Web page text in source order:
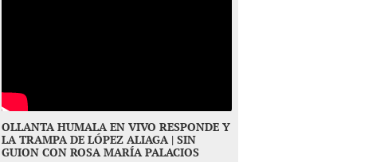
OLLANTA HUMALA EN VIVO RESPONDE Y
LA TRAMPA DE LÓPEZ ALIAGA | SIN
GUION CON ROSA MARÍA PALACIOS